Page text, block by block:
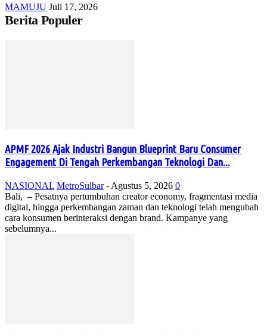
MAMUJU Juli 17, 2026
Berita Populer
APMF 2026 Ajak Industri Bangun Blueprint Baru Consumer
Engagement Di Tengah Perkembangan Teknologi Dan...
NASIONAL MetroSulbar - Agustus 5, 2026 0
Bali, – Pesatnya pertumbuhan creator economy, fragmentasi media
digital, hingga perkembangan zaman dan teknologi telah mengubah
cara konsumen berinteraksi dengan brand. Kampanye yang
sebelumnya...